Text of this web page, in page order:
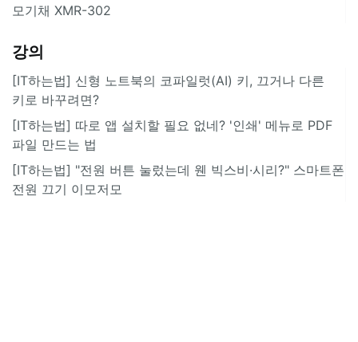
모기채 XMR-302
강의
[IT하는법] 신형 노트북의 코파일럿(AI) 키, 끄거나 다른
키로 바꾸려면?
[IT하는법] 따로 앱 설치할 필요 없네? '인쇄' 메뉴로 PDF
파일 만드는 법
[IT하는법] "전원 버튼 눌렀는데 웬 빅스비·시리?" 스마트폰
전원 끄기 이모저모